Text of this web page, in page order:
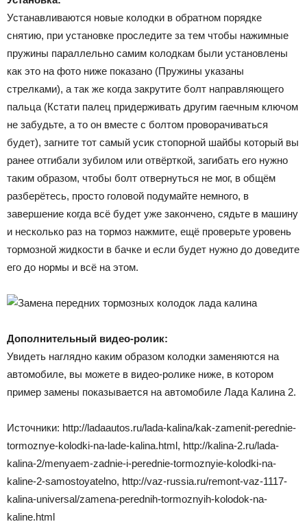
Устанавливаются новые колодки в обратном порядке
снятию, при установке проследите за тем чтобы нажимные
пружины параллельно самим колодкам были установлены
как это на фото ниже показано (Пружины указаны
стрелками), а так же когда закрутите болт направляющего
пальца (Кстати палец придерживать другим гаечным ключом
не забудьте, а то он вместе с болтом проворачиваться
будет), загните тот самый усик стопорной шайбы который вы
ранее отгибали зубилом или отвёрткой, загибать его нужно
таким образом, чтобы болт отвернуться не мог, в общём
разберётесь, просто головой подумайте немного, в
завершение когда всё будет уже закончено, сядьте в машину
и несколько раз на тормоз нажмите, ещё проверьте уровень
тормозной жидкости в бачке и если будет нужно до доведите
его до нормы и всё на этом.
Дополнительный видео-ролик:
Увидеть наглядно каким образом колодки заменяются на
автомобиле, вы можете в видео-ролике ниже, в котором
пример замены показывается на автомобиле Лада Калина 2.
Источники: http://ladaautos.ru/lada-kalina/kak-zamenit-perednie-
tormoznye-kolodki-na-lade-kalina.html, http://kalina-2.ru/lada-
kalina-2/menyaem-zadnie-i-perednie-tormoznyie-kolodki-na-
kaline-2-samostoyatelno, http://vaz-russia.ru/remont-vaz-1117-
kalina-universal/zamena-perednih-tormoznyih-kolodok-na-
kaline.html